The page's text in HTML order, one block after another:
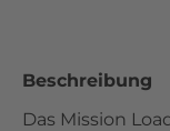
Beschreibung
Das Mission